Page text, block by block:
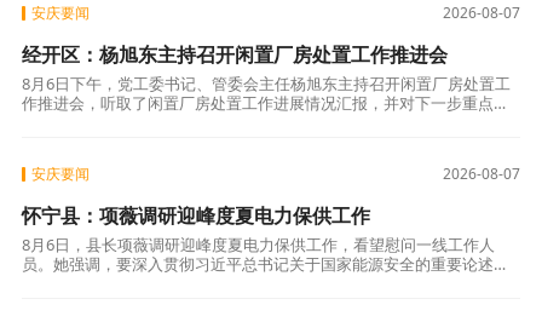
2026-08-07
安庆要闻
经开区：杨旭东主持召开闲置厂房处置工作推进会
8月6日下午，党工委书记、管委会主任杨旭东主持召开闲置厂房处置工
作推进会，听取了闲置厂房处置工作进展情况汇报，并对下一步重点任
2026-08-07
安庆要闻
怀宁县：项薇调研迎峰度夏电力保供工作
8月6日，县长项薇调研迎峰度夏电力保供工作，看望慰问一线工作人
员。她强调，要深入贯彻习近平总书记关于国家能源安全的重要论述，